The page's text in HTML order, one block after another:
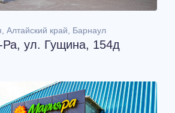
Алтайский край, Барнаул
ул. Гущина, 154д